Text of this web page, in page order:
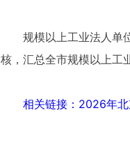
规模以上工业法人单
核，汇总全市规模以上工
相关链接：2026年